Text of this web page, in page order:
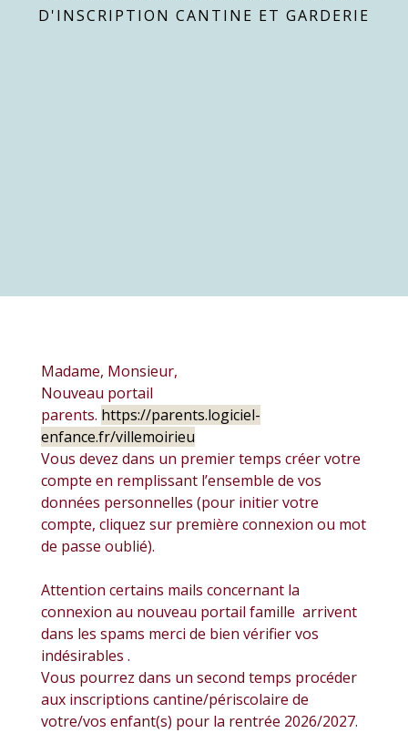
D'INSCRIPTION CANTINE ET GARDERIE
Madame, Monsieur,
Nouveau portail
parents. https://parents.logiciel-
enfance.fr/villemoirieu
Vous devez dans un premier temps créer votre
compte en remplissant l’ensemble de vos
données personnelles (pour initier votre
compte, cliquez sur première connexion ou mot
de passe oublié).
Attention certains mails concernant la
connexion au nouveau portail famille arrivent
dans les spams merci de bien vérifier vos
indésirables .
Vous pourrez dans un second temps procéder
aux inscriptions cantine/périscolaire de
votre/vos enfant(s) pour la rentrée 2026/2027.